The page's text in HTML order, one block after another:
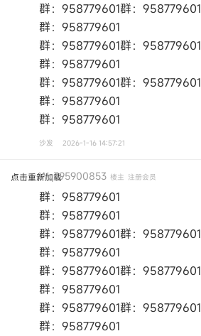
群：958779601群：958779601
群：958779601
群：958779601群：958779601
群：958779601
群：958779601群：958779601
群：958779601
群：958779601
沙发 2026-1-16 14:57:21
点击重新加载Wq395900853 楼主 注册会员
群：958779601
群：958779601
群：958779601群：958779601
群：958779601
群：958779601群：958779601
群：958779601
群：958779601群：958779601
群：958779601